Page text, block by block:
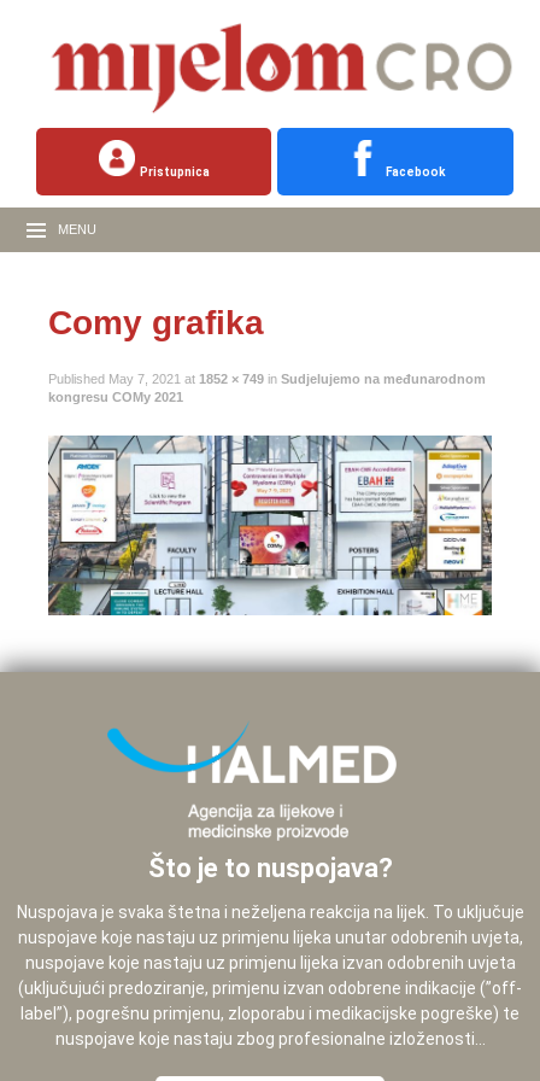
Pristupnica Facebook
MENU
Comy grafika
Published May 7, 2021 at 1852 × 749 in Sudjelujemo na međunarodnom
kongresu COMy 2021
Što je to nuspojava?
Nuspojava je svaka štetna i neželjena reakcija na lijek. To uključuje
nuspojave koje nastaju uz primjenu lijeka unutar odobrenih uvjeta,
nuspojave koje nastaju uz primjenu lijeka izvan odobrenih uvjeta
(uključujući predoziranje, primjenu izvan odobrene indikacije (”off-
label”), pogrešnu primjenu, zloporabu i medikacijske pogreške) te
nuspojave koje nastaju zbog profesionalne izloženosti...